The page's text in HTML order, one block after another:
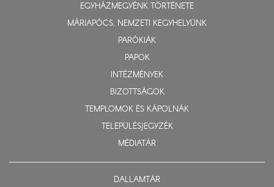
EGYHÁZMEGYÉNK TÖRTÉNETE
MÁRIAPÓCS, NEMZETI KEGYHELYÜNK
PARÓKIÁK
PAPOK
INTÉZMÉNYEK
BIZOTTSÁGOK
TEMPLOMOK ÉS KÁPOLNÁK
TELEPÜLÉSJEGYZÉK
MÉDIATÁR
DALLAMTÁR